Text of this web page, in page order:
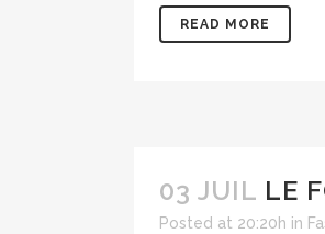
READ MORE
03 JUIL LE
Posted at 20:20h in